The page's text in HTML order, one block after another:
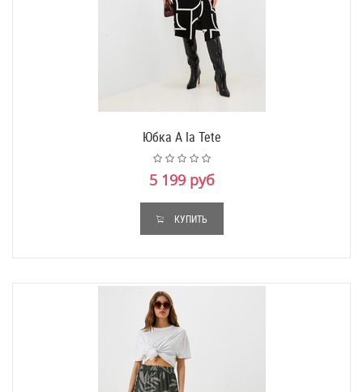
Юбка A Ia Tete
5 199 руб
КУПИТЬ